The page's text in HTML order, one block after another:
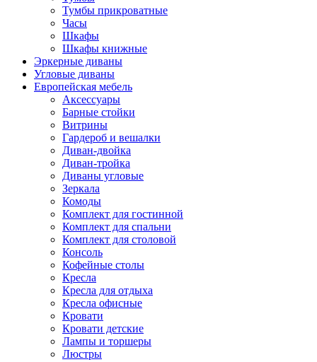
Тумбы прикроватные
Часы
Шкафы
Шкафы книжные
Эркерные диваны
Угловые диваны
Европейская мебель
Аксессуары
Барные стойки
Витрины
Гардероб и вешалки
Диван-двойка
Диван-тройка
Диваны угловые
Зеркала
Комоды
Комплект для гостинной
Комплект для спальни
Комплект для столовой
Консоль
Кофейные столы
Кресла
Кресла для отдыха
Кресла офисные
Кровати
Кровати детские
Лампы и торшеры
Люстры